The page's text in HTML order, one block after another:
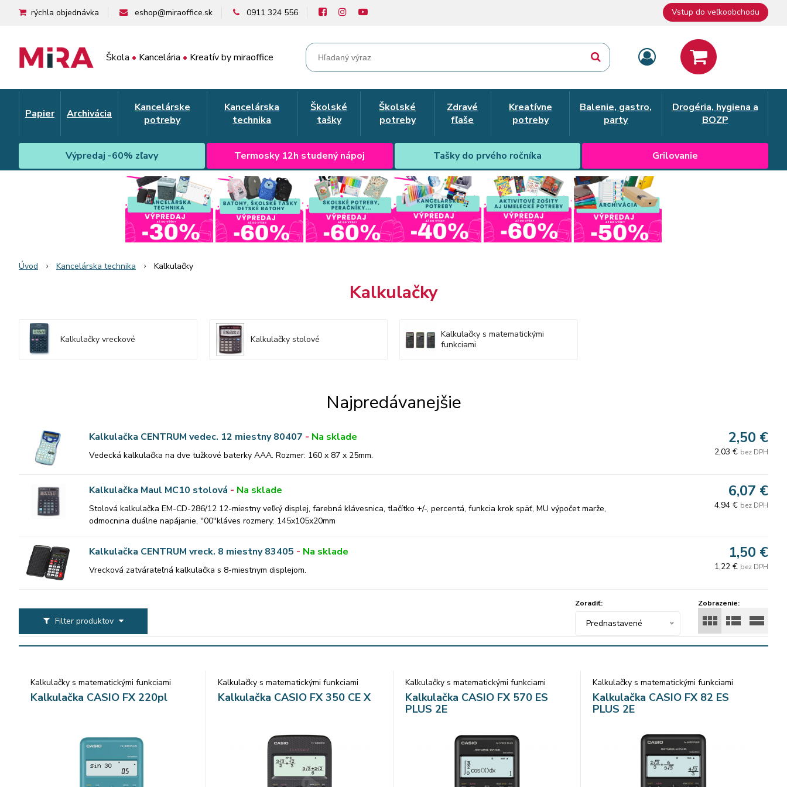
Škola • Kancelária • Kreatív by miraoffice
rýchla objednávka eshop@miraoffice.sk 0911 324 556 Vstup do veľkoobchodu
Papier Archivácia
Kancelárske
potreby
Kancelárska
technika
Školské
tašky
Školské
potreby
Zdravé
fľaše
Kreatívne
potreby
Balenie, gastro,
party
Drogéria, hygiena a
BOZP
Výpredaj -60% zľavy Termosky 12h studený nápoj Tašky do prvého ročníka Grilovanie
Úvod Kancelárska technika Kalkulačky
Kalkulačky
Kalkulačky vreckové Kalkulačky stolové
Kalkulačky s matematickými
funkciami
Najpredávanejšie
Kalkulačka CENTRUM vedec. 12 miestny 80407 - Na sklade
Vedecká kalkulačka na dve tužkové baterky AAA. Rozmer: 160 x 87 x 25mm.
2,50 €
2,03 € bez DPH
Kalkulačka Maul MC10 stolová - Na sklade
Stolová kalkulačka EM-CD-286/12 12-miestny veľký displej, farebná klávesnica, tlačítko +/-, percentá, funkcia krok späť, MU výpočet marže,
odmocnina duálne napájanie, ''00''kláves rozmery: 145x105x20mm
6,07 €
4,94 € bez DPH
Kalkulačka CENTRUM vreck. 8 miestny 83405 - Na sklade
Vrecková zatvárateľná kalkulačka s 8-miestnym displejom.
1,50 €
1,22 € bez DPH
Filter produktov
Zobrazenie:
Zoradiť:
Prednastavené
Kalkulačky s matematickými funkciami
Kalkulačka CASIO FX 220pl
Kalkulačky s matematickými funkciami
Kalkulačka CASIO FX 350 CE X
Kalkulačky s matematickými funkciami
Kalkulačka CASIO FX 570 ES
PLUS 2E
Kalkulačky s matematickými funkciami
Kalkulačka CASIO FX 82 ES
PLUS 2E